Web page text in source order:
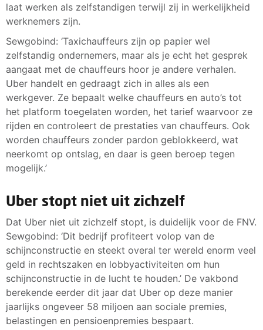
laat werken als zelfstandigen terwijl zij in werkelijkheid
werknemers zijn.
Sewgobind: ‘Taxichauffeurs zijn op papier wel
zelfstandig ondernemers, maar als je echt het gesprek
aangaat met de chauffeurs hoor je andere verhalen.
Uber handelt en gedraagt zich in alles als een
werkgever. Ze bepaalt welke chauffeurs en auto’s tot
het platform toegelaten worden, het tarief waarvoor ze
rijden en controleert de prestaties van chauffeurs. Ook
worden chauffeurs zonder pardon geblokkeerd, wat
neerkomt op ontslag, en daar is geen beroep tegen
mogelijk.’
Uber stopt niet uit zichzelf
Dat Uber niet uit zichzelf stopt, is duidelijk voor de FNV.
Sewgobind: ‘Dit bedrijf profiteert volop van de
schijnconstructie en steekt overal ter wereld enorm veel
geld in rechtszaken en lobbyactiviteiten om hun
schijnconstructie in de lucht te houden.’ De vakbond
berekende eerder dit jaar dat Uber op deze manier
jaarlijks ongeveer 58 miljoen aan sociale premies,
belastingen en pensioenpremies bespaart.